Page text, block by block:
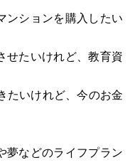
ンションを購入したい
せたいけれど、教育資
たいけれど、今のお金
夢などのライフプラン